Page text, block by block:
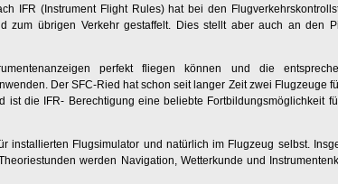
IFR (Instrument Flight Rules) hat bei den
zum übrigen Verkehr gestaffelt. Dies stellt aber auch an den
perfekt fliegen können und die
Der SFC-Ried hat schon seit langer Zeit zwei Flugzeuge
ist die IFR- Berechtigung eine beliebte Fortbildungsmöglichkeit
installierten Flugsimulator und natürlich im Flugzeug selbst.
werden Navigation, Wetterkunde und